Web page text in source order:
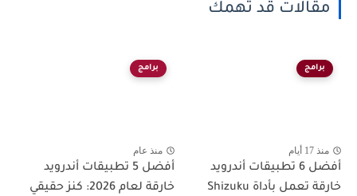
مقالات قد تهمك
برامج
منذ 17 أيام
أفضل 6 تطبيقات أندرويد
خارقة تعمل بأداة Shizuku
برامج
منذ عام
أفضل 5 تطبيقات أندرويد
خارقة لعام 2026: كنز حقيقي